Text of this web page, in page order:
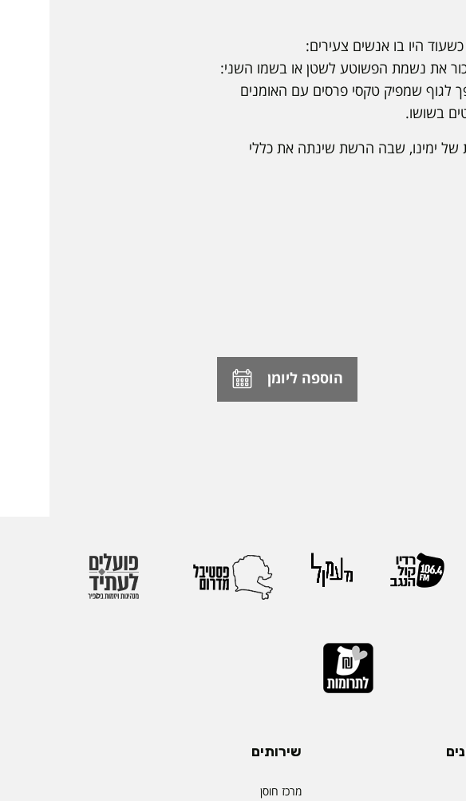
היו בו אנשים צעירים:
את נשמת הפשוטע לשטן או בשמו השני:
לגוף שמפיק טקסי פרסים עם האומנים
בשושו.
של ימינו, שבה הרשת שינתה את כללי
הוספה ליומן
שירותים
מרכז חוסן